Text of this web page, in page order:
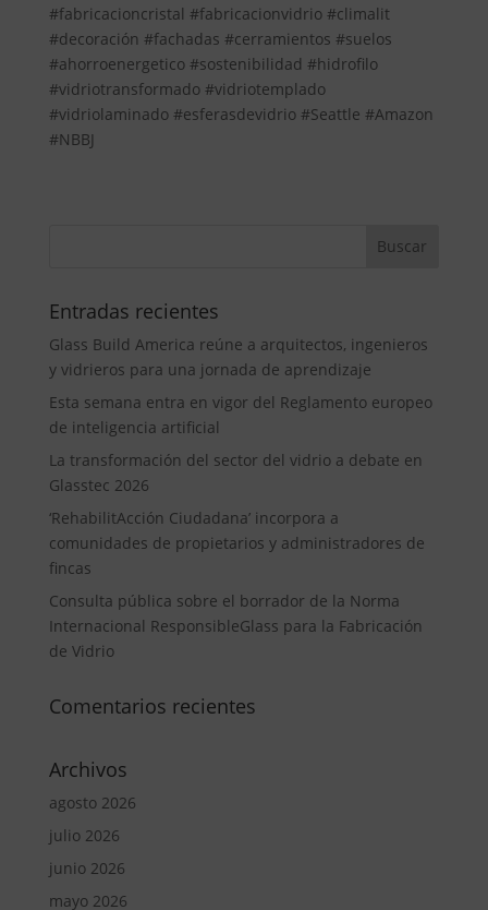
#fabricacioncristal #fabricacionvidrio #climalit
#decoración #fachadas #cerramientos #suelos
#ahorroenergetico #sostenibilidad #hidrofilo
#vidriotransformado #vidriotemplado
#vidriolaminado #esferasdevidrio #Seattle #Amazon
#NBBJ
Entradas recientes
Glass Build America reúne a arquitectos, ingenieros
y vidrieros para una jornada de aprendizaje
Esta semana entra en vigor del Reglamento europeo
de inteligencia artificial
La transformación del sector del vidrio a debate en
Glasstec 2026
‘RehabilitAcción Ciudadana’ incorpora a
comunidades de propietarios y administradores de
fincas
Consulta pública sobre el borrador de la Norma
Internacional ResponsibleGlass para la Fabricación
de Vidrio
Comentarios recientes
Archivos
agosto 2026
julio 2026
junio 2026
mayo 2026